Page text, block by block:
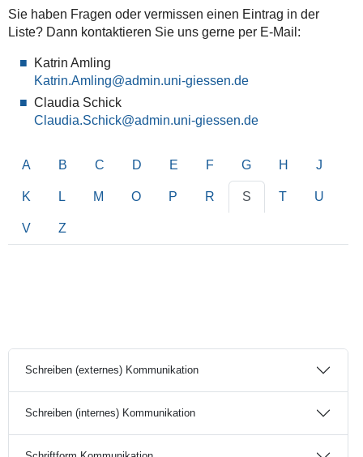
Sie haben Fragen oder vermissen einen Eintrag in der
Liste? Dann kontaktieren Sie uns gerne per E-Mail:
Katrin Amling
Katrin.Amling
Claudia Schick
Claudia.Schick
A B C D E F G H J
K L M O P R S T U
V Z
Schreiben (externes) Kommunikation
Schreiben (internes) Kommunikation